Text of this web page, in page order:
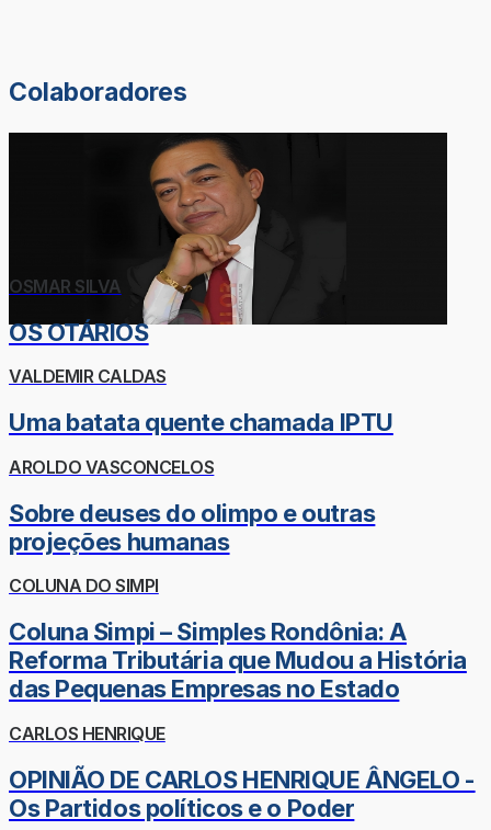
Colaboradores
OSMAR SILVA
OS OTÁRIOS
VALDEMIR CALDAS
Uma batata quente chamada IPTU
AROLDO VASCONCELOS
Sobre deuses do olimpo e outras
projeções humanas
COLUNA DO SIMPI
Coluna Simpi – Simples Rondônia: A
Reforma Tributária que Mudou a História
das Pequenas Empresas no Estado
CARLOS HENRIQUE
OPINIÃO DE CARLOS HENRIQUE ÂNGELO -
Os Partidos políticos e o Poder